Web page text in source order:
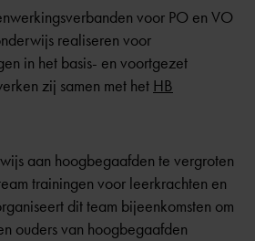
voor PO en VO
realiseren voor
in het basis- en voortgezet
zij samen met het HB
aan hoogbegaafden te vergroten
trainingen voor leerkrachten en
dit team bijeenkomsten om
ouders van hoogbegaafden